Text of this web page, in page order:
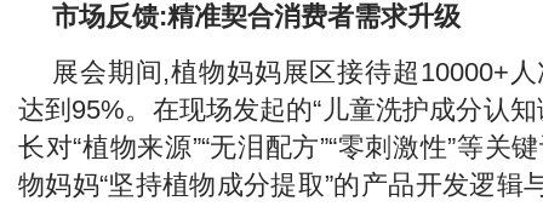
市场反馈:精准契合消费者需求升级
展会期间,植物妈妈展区接待超10000+
达到95%。在现场发起的“儿童洗护成分认
长对“植物来源”“无泪配方”“零刺激性”等关
物妈妈“坚持植物成分提取”的产品开发逻辑